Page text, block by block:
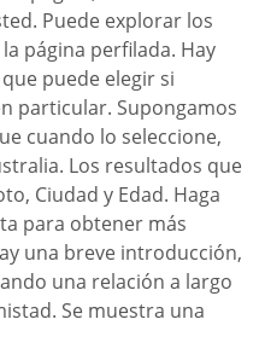
Puede explorar los
página perfilada. Hay
puede elegir si
particular. Supongamos
cuando lo seleccione,
Los resultados que
Ciudad y Edad. Haga
para obtener más
una breve introducción,
una relación a largo
Se muestra una